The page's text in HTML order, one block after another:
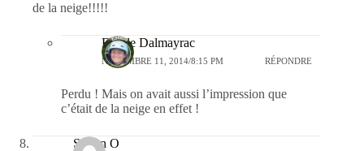
de la neige!!!!!
Estelle Dalmayrac
NOVEMBRE 11, 2014/8:15 PM RÉPONDRE
Perdu ! Mais on avait aussi l’impression que
c’était de la neige en effet !
Simon O